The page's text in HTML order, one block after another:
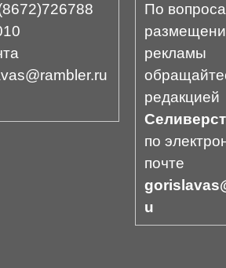
По
рекламы
редакцией
по
почте
u